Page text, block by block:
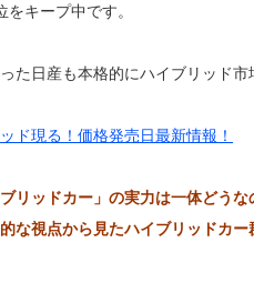
をキープ中です。
た日産も本格的にハイブリッド市
ド現る！価格発売日最新情報！
リッドカー」の実力は一体どう
な視点から見たハイブリッドカ